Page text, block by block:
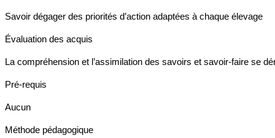
Savoir dégager des priorités d’action adaptées à chaque élevage
Évaluation des acquis
La compréhension et l’assimilation des savoirs et savoir-faire se
Pré-requis
Aucun
Méthode pédagogique